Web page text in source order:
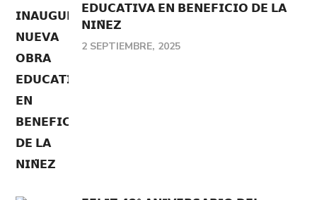
𝗘𝗗𝗨𝗖𝗔𝗧𝗜𝗩𝗔 𝗘𝗡 𝗕𝗘𝗡𝗘𝗙𝗜𝗖𝗜𝗢 𝗗𝗘 𝗟𝗔
𝗡𝗜𝗡̃𝗘𝗭
2 SEPTIEMBRE, 2025